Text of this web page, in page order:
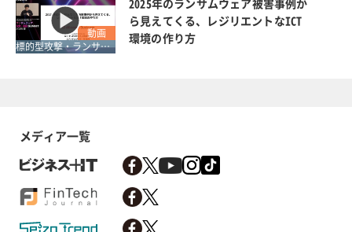
動画
標的型攻撃・ランサムウェア対策
ら見えてくる、レジリエントなICT
環境の作り方
メディア一覧